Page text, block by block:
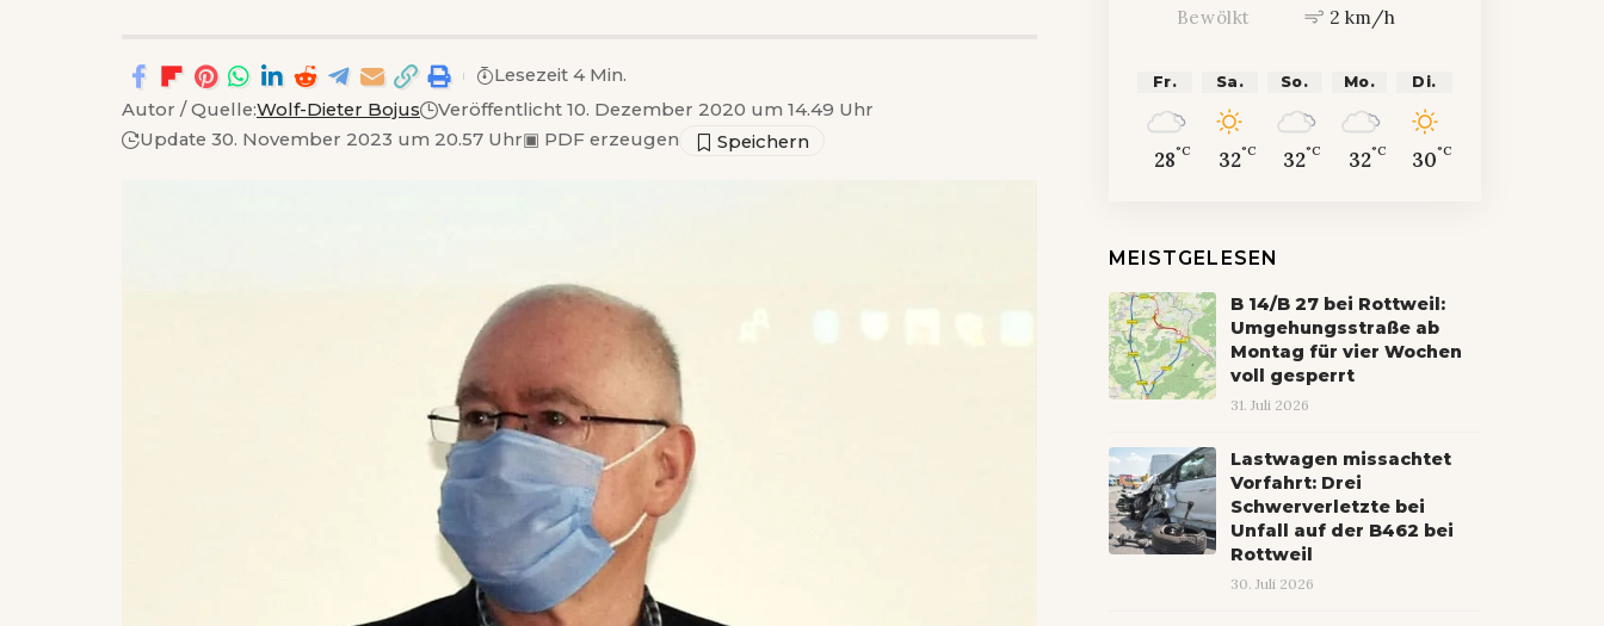
Autor / Quelle:Wolf-Dieter Bojus
Veröffentlicht 10. Dezember 2020 um 14.49 Uhr
Update 30. November 2023 um 20.57 Uhr▣ PDF erzeugen
Lesezeit 4 Min.
Bewölkt
2 km/h
Fr.
28°C
Sa.
32°C
So.
32°C
Mo.
32°C
Di.
30°C
MEISTGELESEN
B 14/B 27 bei Rottweil:
Umgehungsstraße ab
Montag für vier Wochen
voll gesperrt
31. Juli 2026
Lastwagen missachtet
Vorfahrt: Drei
Schwerverletzte bei
Unfall auf der B462 bei
Rottweil
30. Juli 2026